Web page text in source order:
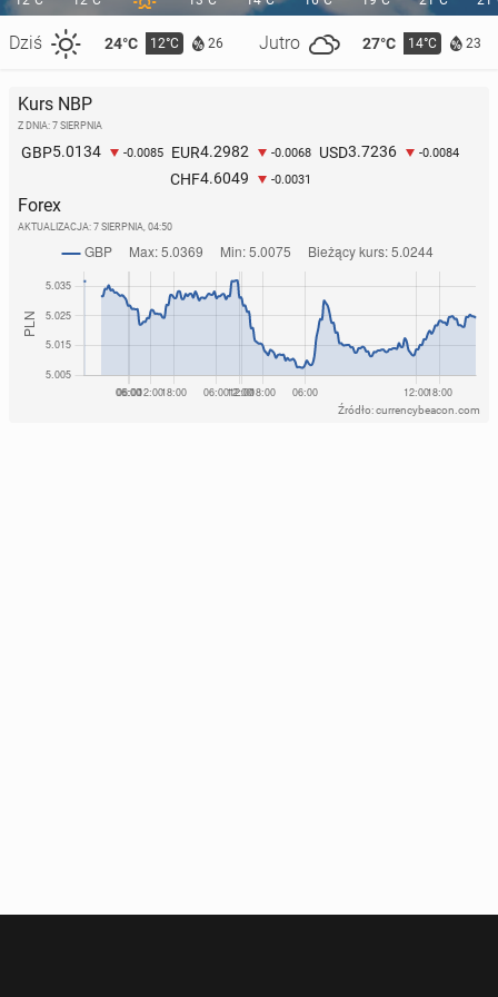
Bry­tyj­ski rząd uru­cho­mi nowe legalne ścieżki azylu
dla uchodź­ców. Jed­no­cze­śnie za­ostrzy prze­pi­sy
27 czerwca, 12:00
Dziś 24°C 12°C 26 Jutro 27°C 14°C 23
Kurs NBP
Z DNIA: 7 SIERPNIA
GBP5.0134 -0.0085 EUR4.2982 -0.0068 USD3.7236 -0.0084
CHF4.6049 -0.0031
Forex
AKTUALIZACJA: 7 SIERPNIA, 04:50
Źródło: currencybeacon.com